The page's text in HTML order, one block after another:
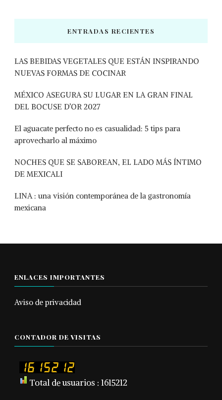
ENTRADAS RECIENTES
LAS BEBIDAS VEGETALES QUE ESTÁN INSPIRANDO
NUEVAS FORMAS DE COCINAR
MÉXICO ASEGURA SU LUGAR EN LA GRAN FINAL
DEL BOCUSE D’OR 2027
El aguacate perfecto no es casualidad: 5 tips para
aprovecharlo al máximo
NOCHES QUE SE SABOREAN, EL LADO MÁS ÍNTIMO
DE MEXICALI
LINA : una visión contemporánea de la gastronomía
mexicana
ENLACES IMPORTANTES
Aviso de privacidad
CONTADOR DE VISITAS
Total de usuarios : 1615212